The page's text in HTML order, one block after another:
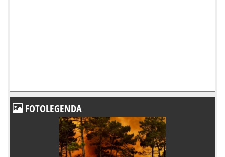
FOTOLEGENDA